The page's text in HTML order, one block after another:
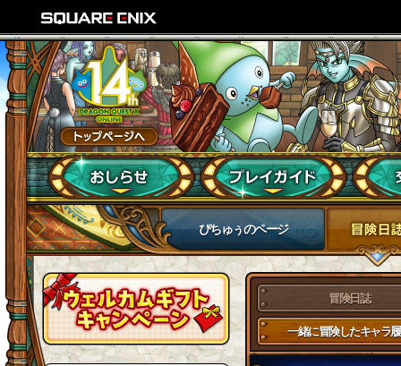
ぴちゅぅのページ
冒険日誌
一緒に冒険したキャラ